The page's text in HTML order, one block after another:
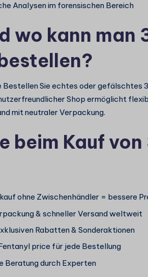
Analysen im forensischen Bereich
wo kann man
Bestellen Sie echtes oder
Shop ermöglicht
mit neutraler Verpackung.
beim Kauf
ohne Zwischenhändler = bessere
& schneller Versand weltweit
Rabatten & Sonderaktionen
price für jede Bestellung
Beratung durch Experten